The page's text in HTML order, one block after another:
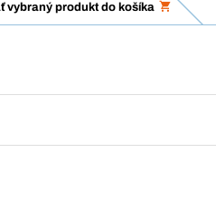
vybraný produkt do košíka